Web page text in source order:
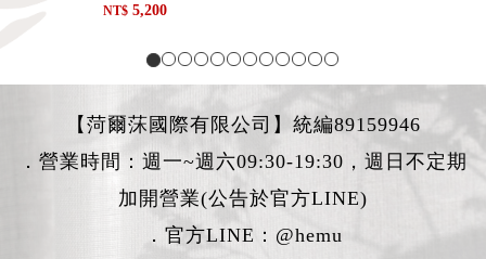
NT$ 5,200
【菏爾莯國際有限公司】統編89159946
．營業時間：週一~週六09:30-19:30，週日不定期
加開營業(公告於官方LINE)
．官方LINE： @hemu